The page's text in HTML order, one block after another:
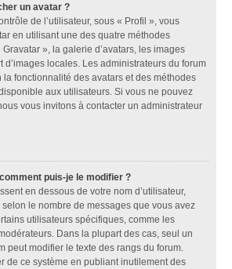
un avatar ?
de l’utilisateur, sous « Profil », vous
en utilisant une des quatre méthodes
», la galerie d’avatars, les images
d’images locales. Les administrateurs du forum
fonctionnalité des avatars et des méthodes
aux utilisateurs. Si vous ne pouvez
vous invitons à contacter un administrateur
puis-je le modifier ?
en dessous de votre nom d’utilisateur,
le nombre de messages que vous avez
utilisateurs spécifiques, comme les
Dans la plupart des cas, seul un
peut modifier le texte des rangs du forum.
de ce système en publiant inutilement des